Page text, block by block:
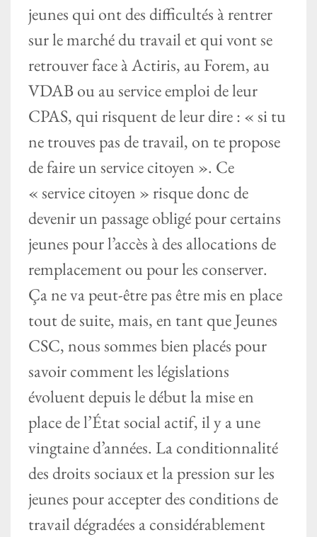
jeunes qui ont des difficultés à rentrer
sur le marché du travail et qui vont se
retrouver face à Actiris, au Forem, au
VDAB ou au service emploi de leur
CPAS, qui risquent de leur dire : « si tu
ne trouves pas de travail, on te propose
de faire un service citoyen ». Ce
« service citoyen » risque donc de
devenir un passage obligé pour certains
jeunes pour l’accès à des allocations de
remplacement ou pour les conserver.
Ça ne va peut-être pas être mis en place
tout de suite, mais, en tant que Jeunes
CSC, nous sommes bien placés pour
savoir comment les législations
évoluent depuis le début la mise en
place de l’État social actif, il y a une
vingtaine d’années. La conditionnalité
des droits sociaux et la pression sur les
jeunes pour accepter des conditions de
travail dégradées a considérablement